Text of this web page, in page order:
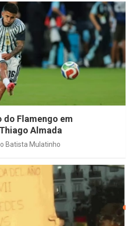
do Flamengo em
Almada
Batista Mulatinho